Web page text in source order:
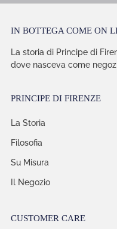
IN BOTTEGA COME ON
La storia di Principe di
dove nasceva come
PRINCIPE DI FIRENZE
La Storia
Filosofia
Su Misura
Il Negozio
CUSTOMER CARE